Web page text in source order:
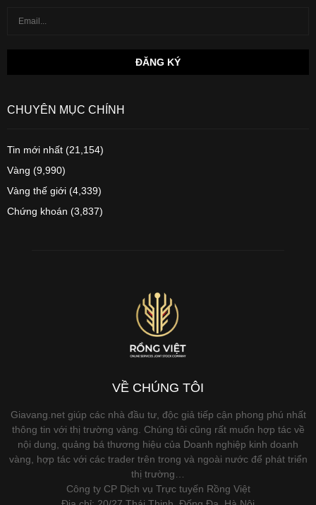
CHUYÊN MỤC CHÍNH
Tin mới nhất (21,154)
Vàng (9,990)
Vàng thế giới (4,339)
Chứng khoán (3,837)
VỀ CHÚNG TÔI
Giavang.net giúp các nhà đầu tư, độc giả tiếp cận phong phú nhất
thông tin với thị trường vàng. Chúng tôi cũng rất muốn hợp tác về
nội dung, quảng bá thương hiệu của Doanh nghiệp kinh doanh
vàng, hợp tác với các trader trên trong và ngoài nước để phát triển
thị trường…
Công ty CP Dịch vụ Trực tuyến Rồng Việt